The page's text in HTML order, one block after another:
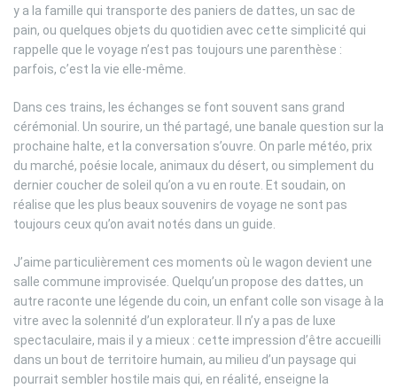
y a la famille qui transporte des paniers de dattes, un sac de
pain, ou quelques objets du quotidien avec cette simplicité qui
rappelle que le voyage n’est pas toujours une parenthèse :
parfois, c’est la vie elle-même.
Dans ces trains, les échanges se font souvent sans grand
cérémonial. Un sourire, un thé partagé, une banale question sur la
prochaine halte, et la conversation s’ouvre. On parle météo, prix
du marché, poésie locale, animaux du désert, ou simplement du
dernier coucher de soleil qu’on a vu en route. Et soudain, on
réalise que les plus beaux souvenirs de voyage ne sont pas
toujours ceux qu’on avait notés dans un guide.
J’aime particulièrement ces moments où le wagon devient une
salle commune improvisée. Quelqu’un propose des dattes, un
autre raconte une légende du coin, un enfant colle son visage à la
vitre avec la solennité d’un explorateur. Il n’y a pas de luxe
spectaculaire, mais il y a mieux : cette impression d’être accueilli
dans un bout de territoire humain, au milieu d’un paysage qui
pourrait sembler hostile mais qui, en réalité, enseigne la